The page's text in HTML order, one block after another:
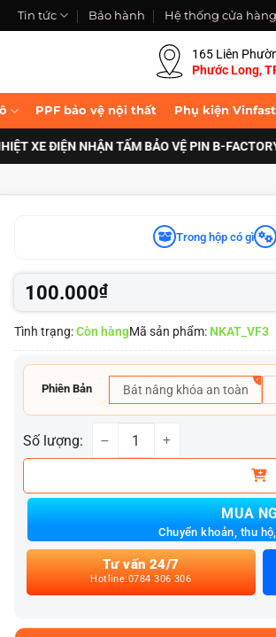
Tin tức Bảo hành Hệ thống cửa hàng
165 Liên
Phước Long,
PPF bảo vệ nội thất Phụ kiện Vinfast
ĐIỆN NHẬN TẤM BẢO VỆ PIN B-FACTORY
Trong hộp có gì
100.000₫
Tình trạng:Còn hàngMã sản phẩm: NKAT_VF3
Phiên Bản Bát nâng khóa an toàn
Số lượng:
Nâng khóa an toàn cho VF3 số
MUA
Chuyển khoản, thu
Tư vấn 24/7
Hotline:0784 306 306